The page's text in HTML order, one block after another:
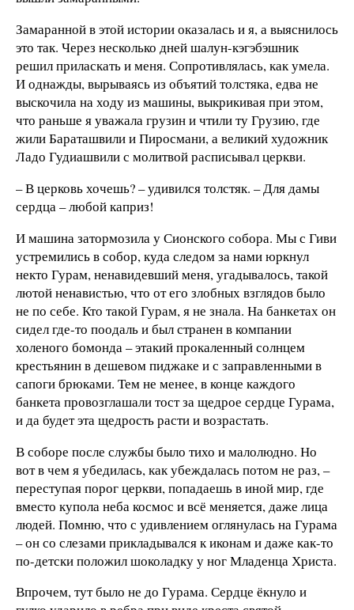
Замаранной в этой истории оказалась и я, а выяснилось
это так. Через несколько дней шалун-кэгэбэшник
решил приласкать и меня. Сопротивлялась, как умела.
И однажды, вырываясь из объятий толстяка, едва не
выскочила на ходу из машины, выкрикивая при этом,
что раньше я уважала грузин и чтили ту Грузию, где
жили Бараташвили и Пиросмани, а великий художник
Ладо Гудиашвили с молитвой расписывал церкви.
– В церковь хочешь? – удивился толстяк. – Для дамы
сердца – любой каприз!
И машина затормозила у Сионского собора. Мы с Гиви
устремились в собор, куда следом за нами юркнул
некто Гурам, ненавидевший меня, угадывалось, такой
лютой ненавистью, что от его злобных взглядов было
не по себе. Кто такой Гурам, я не знала. На банкетах он
сидел где-то поодаль и был странен в компании
холеного бомонда – этакий прокаленный солнцем
крестьянин в дешевом пиджаке и с заправленными в
сапоги брюками. Тем не менее, в конце каждого
банкета провозглашали тост за щедрое сердце Гурама,
и да будет эта щедрость расти и возрастать.
В соборе после службы было тихо и малолюдно. Но
вот в чем я убедилась, как убеждалась потом не раз, –
переступая порог церкви, попадаешь в иной мир, где
вместо купола неба космос и всё меняется, даже лица
людей. Помню, что с удивлением оглянулась на Гурама
– он со слезами прикладывался к иконам и даже как-то
по-детски положил шоколадку у ног Младенца Христа.
Впрочем, тут было не до Гурама. Сердце ёкнуло и